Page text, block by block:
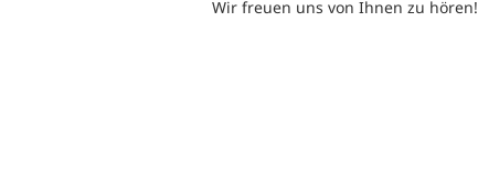
Wir freuen uns von Ihnen zu hören!